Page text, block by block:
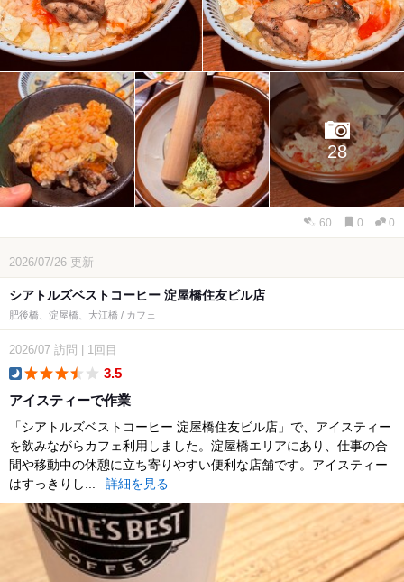
28
60 0 0
2026/07/26 更新
シアトルズベストコーヒー 淀屋橋住友ビル店
肥後橋、淀屋橋、大江橋 / カフェ
2026/07 訪問 | 1回目
3.5
アイスティーで作業
「シアトルズベストコーヒー 淀屋橋住友ビル店」で、アイスティー
を飲みながらカフェ利用しました。淀屋橋エリアにあり、仕事の合
間や移動中の休憩に立ち寄りやすい便利な店舗です。アイスティー
はすっきりし...
詳細を見る